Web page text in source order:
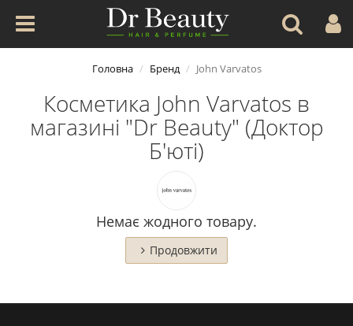
Головна Бренд John Varvatos
Косметика John Varvatos в
магазині "Dr Beauty" (Доктор
Б'юті)
Немає жодного товару.
Продовжити